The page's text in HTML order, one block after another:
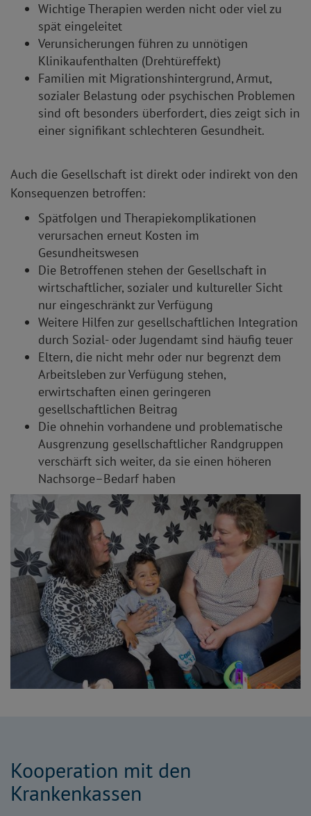
Wichtige Therapien werden nicht oder viel zu
spät eingeleitet
Verunsicherungen führen zu unnötigen
Klinikaufenthalten (Drehtüreffekt)
Familien mit Migrationshintergrund, Armut,
sozialer Belastung oder psychischen Problemen
sind oft besonders überfordert, dies zeigt sich in
einer signifikant schlechteren Gesundheit.
Auch die Gesellschaft ist direkt oder indirekt von den
Konsequenzen betroffen:
Spätfolgen und Therapiekomplikationen
verursachen erneut Kosten im
Gesundheitswesen
Die Betroffenen stehen der Gesellschaft in
wirtschaftlicher, sozialer und kultureller Sicht
nur eingeschränkt zur Verfügung
Weitere Hilfen zur gesellschaftlichen Integration
durch Sozial- oder Jugendamt sind häufig teuer
Eltern, die nicht mehr oder nur begrenzt dem
Arbeitsleben zur Verfügung stehen,
erwirtschaften einen geringeren
gesellschaftlichen Beitrag
Die ohnehin vorhandene und problematische
Ausgrenzung gesellschaftlicher Randgruppen
verschärft sich weiter, da sie einen höheren
Nachsorge–Bedarf haben
Kooperation mit den
Krankenkassen